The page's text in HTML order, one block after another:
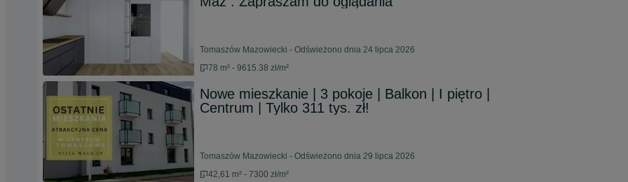
Tomaszów Mazowiecki - Odświeżono dnia 24 lipca 2026
78 m² - 9615.38 zł/m²
Nowe mieszkanie | 3 pokoje | Balkon | I piętro |
Centrum | Tylko 311 tys. zł!
Tomaszów Mazowiecki - Odświeżono dnia 29 lipca 2026
42,61 m² - 7300 zł/m²